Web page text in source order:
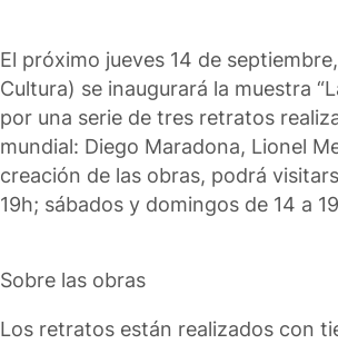
El próximo jueves 14 de
Cultura) se inaugurará la muestra
por una serie de tres retratos
mundial: Diego Maradona, Lionel
creación de las obras, podrá
19h; sábados y domingos de 14 a
Sobre las obras
Los retratos están realizados con